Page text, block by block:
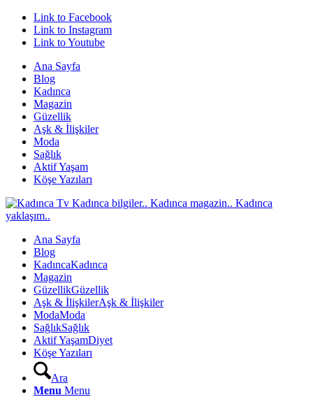
Link to Facebook
Link to Instagram
Link to Youtube
Ana Sayfa
Blog
Kadınca
Magazin
Güzellik
Aşk & İlişkiler
Moda
Sağlık
Aktif Yaşam
Köşe Yazıları
Ana Sayfa
Blog
KadıncaKadınca
Magazin
GüzellikGüzellik
Aşk & İlişkilerAşk & İlişkiler
ModaModa
SağlıkSağlık
Aktif YaşamDiyet
Köşe Yazıları
Ara
Menu Menu